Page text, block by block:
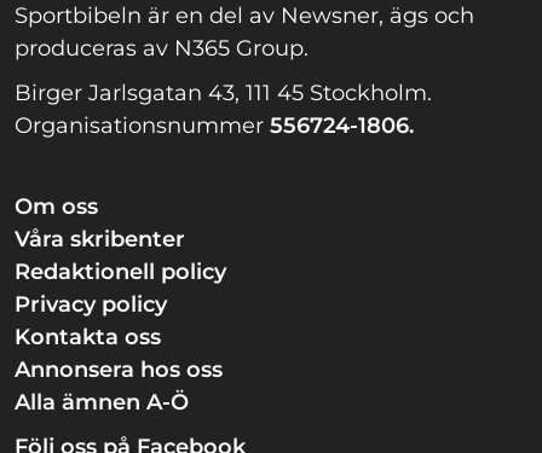
Sportbibeln är en del av Newsner, ägs och
produceras av N365 Group.
Birger Jarlsgatan 43, 111 45 Stockholm.
Organisationsnummer 556724-1806.
Om oss
Våra skribenter
Redaktionell policy
Privacy policy
Kontakta oss
Annonsera hos oss
Alla ämnen A-Ö
Följ oss på Facebook